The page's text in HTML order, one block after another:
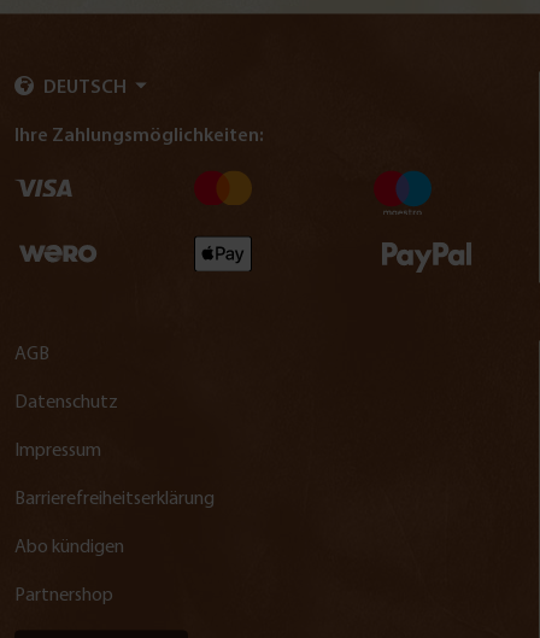
DEUTSCH
Ihre Zahlungsmöglichkeiten:
AGB
Datenschutz
Impressum
Barrierefreiheitserklärung
Abo kündigen
Partnershop